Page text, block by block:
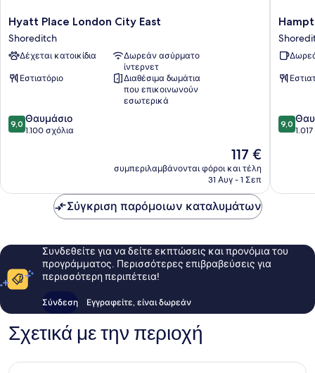
Hyatt
Place
London
City
Shoreditch
Hyatt Place London City East
Shoreditch
Δέχεται κατοικίδια
Δωρεάν ασύρματο
ίντερνετ
Εστιατόριο
Διαθέσιμα δωμάτια
που επικοινωνούν
εσωτερικά
9.0
στα
9,0 Θαυμάσιο
1.100 σχόλια
Η
τιμή
είναι
117 €
συμπεριλαμβάνονται φόροι και τέλη
31 Αυγ - 1 Σεπ
by
Hilton
London
9.0
στα
9,0
Σύγκριση παρόμοιων καταλυμάτων
Συνδεθείτε για να δείτε εκπτώσεις και προνόμια του
προγράμματος. Περισσότερες επιβραβεύσεις για
περισσότερη περιπέτεια!
Σύνδεση Εγγραφείτε, είναι δωρεάν
Σχετικά με την περιοχή